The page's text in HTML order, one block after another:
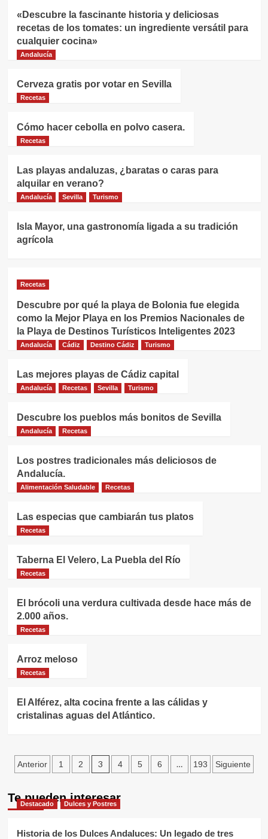
Cocina
Recetas
Inolvidable
Manolo Cateca: El Corazón y Alma
del Establecimiento
Recetas
¡Porra Antequerana: El Refrescante
Tesoro Gastronómico de Andalucía
que Debes Probar!
«Descubre la fascinante historia y deliciosas
recetas de los tomates: un ingrediente versátil para
cualquier cocina»
Andalucía
Cerveza gratis por votar en Sevilla
Recetas
Cómo hacer cebolla en polvo casera.
Recetas
Las playas andaluzas, ¿baratas o caras para
alquilar en verano?
Andalucía Sevilla Turismo
Isla Mayor, una gastronomía ligada a su tradición
agrícola
Recetas
Descubre por qué la playa de Bolonia fue elegida
como la Mejor Playa en los Premios Nacionales de
la Playa de Destinos Turísticos Inteligentes 2023
Andalucía Cádiz Destino Cádiz Turismo
Las mejores playas de Cádiz capital
Andalucía Recetas Sevilla Turismo
Descubre los pueblos más bonitos de Sevilla
Andalucía Recetas
Los postres tradicionales más deliciosos de
Andalucía.
Alimentación Saludable Recetas
Las especias que cambiarán tus platos
Recetas
Taberna El Velero, La Puebla del Río
Recetas
El brócoli una verdura cultivada desde hace más de
2.000 años.
Recetas
Arroz meloso
Recetas
El Alférez, alta cocina frente a las cálidas y
cristalinas aguas del Atlántico.
Paginación
entradas
Anterior 1 2 3 4 5 6 … 193 Siguiente
Te pueden interesar
Destacado Dulces y Postres
Historia de los Dulces Andaluces: Un legado de tres